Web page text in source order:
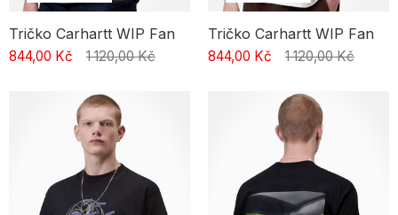
Tričko Carhartt WIP Fan
844,00 Kč 1 120,00 Kč
Tričko Carhartt WIP Fan
844,00 Kč 1 120,00 Kč